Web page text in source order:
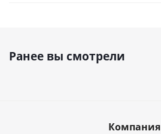
Ранее вы смотрели
Компания